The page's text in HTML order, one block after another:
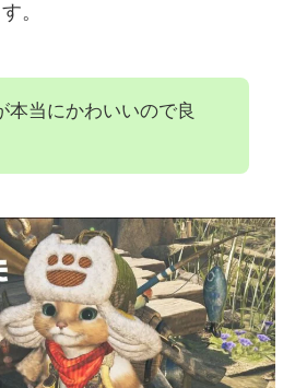
。
本当にかわいいので良